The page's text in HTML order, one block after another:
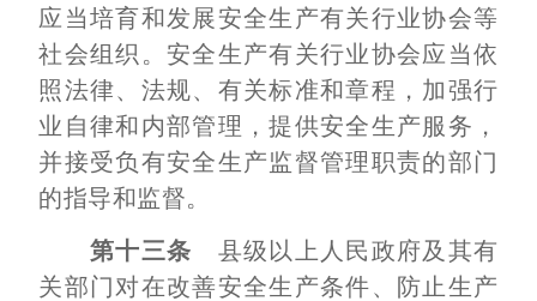
应当培育和发展安全生产有关行业协会等
社会组织。安全生产有关行业协会应当依
照法律、法规、有关标准和章程，加强行
业自律和内部管理，提供安全生产服务，
并接受负有安全生产监督管理职责的部门
的指导和监督。
第十三条 县级以上人民政府及其有
关部门对在改善安全生产条件、防止生产